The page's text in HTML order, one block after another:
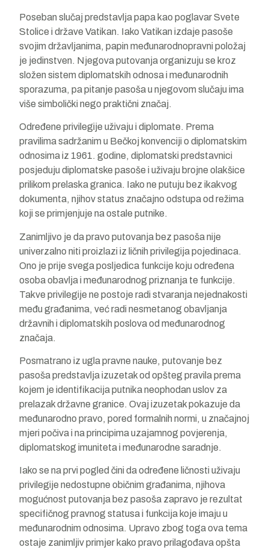
Poseban slučaj predstavlja papa kao poglavar Svete
Stolice i države Vatikan. Iako Vatikan izdaje pasoše
svojim državljanima, papin međunarodnopravni položaj
je jedinstven. Njegova putovanja organizuju se kroz
složen sistem diplomatskih odnosa i međunarodnih
sporazuma, pa pitanje pasoša u njegovom slučaju ima
više simbolički nego praktični značaj.
Određene privilegije uživaju i diplomate. Prema
pravilima sadržanim u Bečkoj konvenciji o diplomatskim
odnosima iz 1961. godine, diplomatski predstavnici
posjeduju diplomatske pasoše i uživaju brojne olakšice
prilikom prelaska granica. Iako ne putuju bez ikakvog
dokumenta, njihov status značajno odstupa od režima
koji se primjenjuje na ostale putnike.
Zanimljivo je da pravo putovanja bez pasoša nije
univerzalno niti proizlazi iz ličnih privilegija pojedinaca.
Ono je prije svega posljedica funkcije koju određena
osoba obavlja i međunarodnog priznanja te funkcije.
Takve privilegije ne postoje radi stvaranja nejednakosti
među građanima, već radi nesmetanog obavljanja
državnih i diplomatskih poslova od međunarodnog
značaja.
Posmatrano iz ugla pravne nauke, putovanje bez
pasoša predstavlja izuzetak od opšteg pravila prema
kojem je identifikacija putnika neophodan uslov za
prelazak državne granice. Ovaj izuzetak pokazuje da
međunarodno pravo, pored formalnih normi, u značajnoj
mjeri počiva i na principima uzajamnog povjerenja,
diplomatskog imuniteta i međunarodne saradnje.
Iako se na prvi pogled čini da određene ličnosti uživaju
privilegije nedostupne običnim građanima, njihova
mogućnost putovanja bez pasoša zapravo je rezultat
specifičnog pravnog statusa i funkcija koje imaju u
međunarodnim odnosima. Upravo zbog toga ova tema
ostaje zanimljiv primjer kako pravo prilagođava opšta